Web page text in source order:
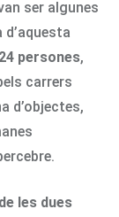
ser algunes
persones,
carrers
d’objectes,
les dues